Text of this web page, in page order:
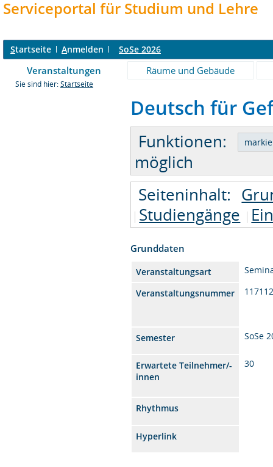
Serviceportal für Studium und Lehre
Startseite Anmelden SoSe 2026
Veranstaltungen Räume und Gebäude
Sie sind hier: Startseite
Deutsch für
Funktionen:
möglich
Seiteninhalt:
Studiengänge
Grunddaten
Veranstaltungsart
Veranstaltungsnummer
Semester SoSe
Erwartete Teilnehmer/-
innen
30
Rhythmus
Hyperlink